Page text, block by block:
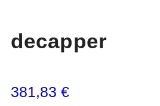
decapper
381,83 €